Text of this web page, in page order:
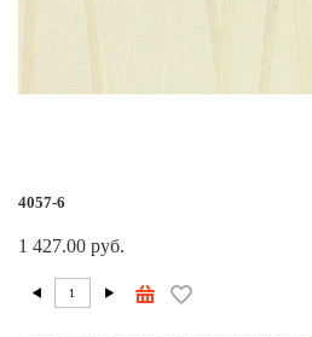
4057-6
1 427.00 руб.